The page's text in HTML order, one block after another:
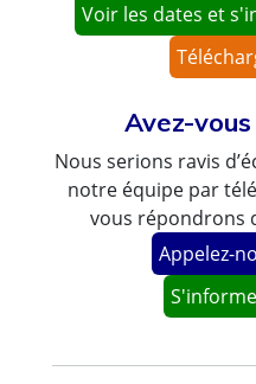
Voir les dates et
Avez-
Nous serions ravis
notre équipe par
vous répondrons
Appelez-